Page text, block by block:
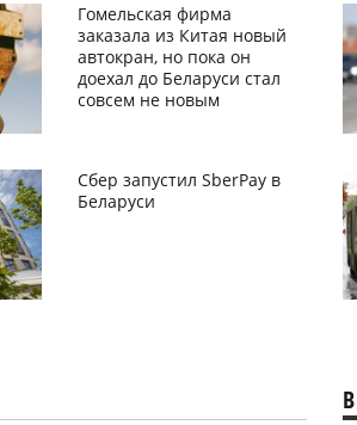
Гомельская фирма
заказала из Китая новый
автокран, но пока он
доехал до Беларуси стал
совсем не новым
Сбер запустил SberPay в
Беларуси